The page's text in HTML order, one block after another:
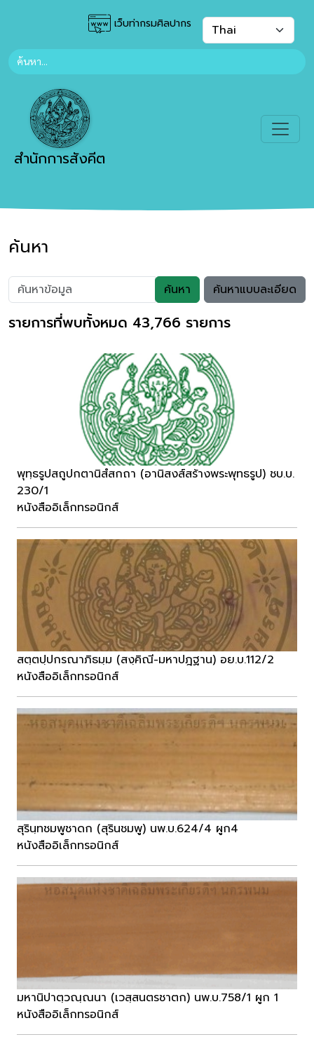
เว็บท่ากรมศิลปากร
สำนักการสังคีต
ค้นหา
ค้นหา ค้นหาแบบละเอียด
รายการที่พบทั้งหมด 43,766 รายการ
พุทฺธรูปสถูปกตานิสํสกถา (อานิสงส์สร้างพระพุทธรูป) ชบ.บ.
230/1
หนังสืออิเล็กทรอนิกส์
สตฺตปฺปกรณาภิธมฺม (สงฺคิณี-มหาปฎฐาน) อย.บ.112/2
หนังสืออิเล็กทรอนิกส์
สุรินฺทชมพูชาดก (สุรินชมพู) นพ.บ.624/4 ผูก4
หนังสืออิเล็กทรอนิกส์
มหานิปาตฺวณฺณนา (เวสฺสนตรชาตก) นพ.บ.758/1 ผูก 1
หนังสืออิเล็กทรอนิกส์